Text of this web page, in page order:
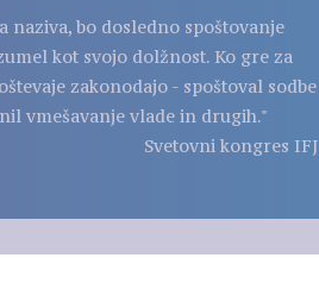
naziva, bo dosledno spoštovanje
kot svojo dolžnost. Ko gre za
zakonodajo - spoštoval sodbe
vmešavanje vlade in drugih."
Svetovni kongres IFJ